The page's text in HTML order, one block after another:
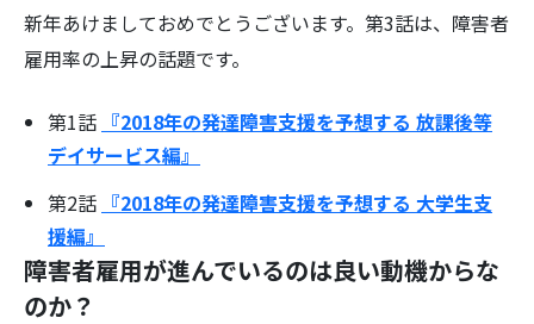
新年あけましておめでとうございます。第3話は、障害者
雇用率の上昇の話題です。
第1話 『2018年の発達障害支援を予想する 放課後等
デイサービス編』
第2話 『2018年の発達障害支援を予想する 大学生支
援編』
障害者雇用が進んでいるのは良い動機からな
のか？